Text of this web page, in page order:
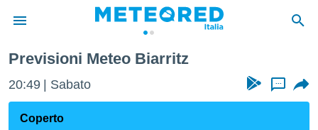
di
Previsioni Meteo Biarritz
20:49 Sabato ...
Coperto